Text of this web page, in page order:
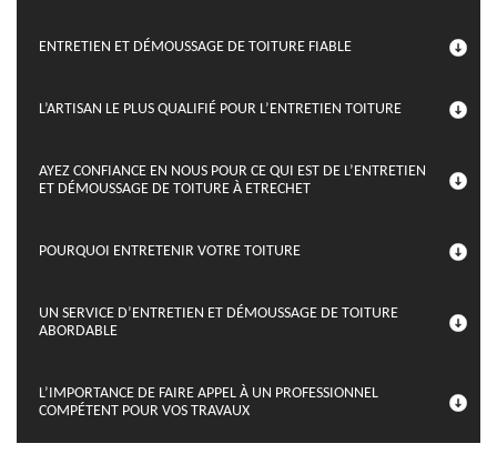
ENTRETIEN ET DÉMOUSSAGE DE TOITURE FIABLE
L’ARTISAN LE PLUS QUALIFIÉ POUR L’ENTRETIEN TOITURE
AYEZ CONFIANCE EN NOUS POUR CE QUI EST DE L’ENTRETIEN
ET DÉMOUSSAGE DE TOITURE À ETRECHET
POURQUOI ENTRETENIR VOTRE TOITURE
UN SERVICE D’ENTRETIEN ET DÉMOUSSAGE DE TOITURE
ABORDABLE
L’IMPORTANCE DE FAIRE APPEL À UN PROFESSIONNEL
COMPÉTENT POUR VOS TRAVAUX